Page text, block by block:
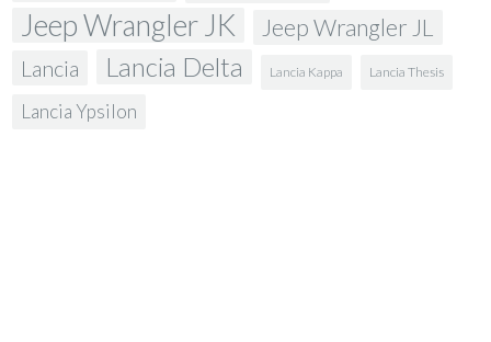
Jeep Wrangler JK Jeep Wrangler JL
Lancia Lancia Delta Lancia Kappa Lancia Thesis
Lancia Ypsilon